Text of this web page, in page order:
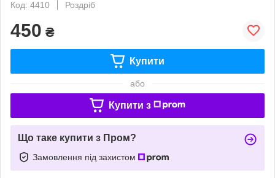
Код: 4410
Роздріб
450 ₴
Купити
або
Купити з
Що таке купити з Пром?
Замовлення під захистом